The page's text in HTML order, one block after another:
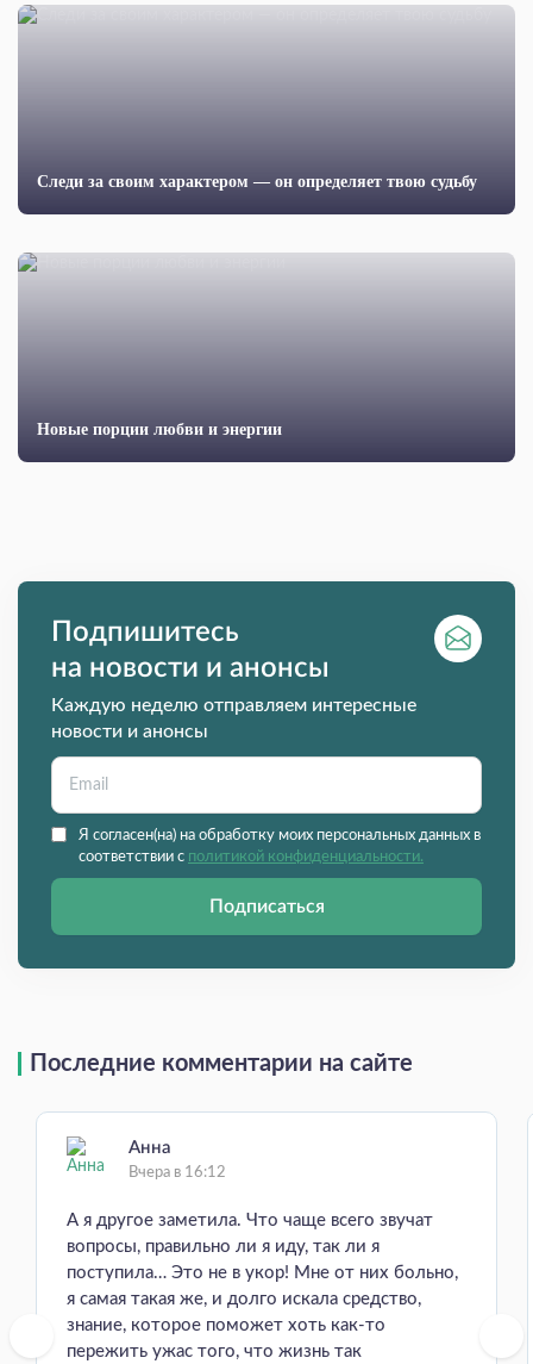
Следи за своим характером — он определяет твою судьбу
Новые порции любви и энергии
Подпишитесь
на новости и анонсы
Каждую неделю отправляем интересные
новости и анонсы
Я согласен(на) на обработку моих персональных данных в
соответствии с политикой конфиденциальности.
Подписаться
Последние комментарии на сайте
Анна
Вчера в 16:12
А я другое заметила. Что чаще всего звучат
вопросы, правильно ли я иду, так ли я
поступила… Это не в укор! Мне от них больно,
я самая такая же, и долго искала средство,
знание, которое поможет хоть как-то
пережить ужас того, что жизнь так